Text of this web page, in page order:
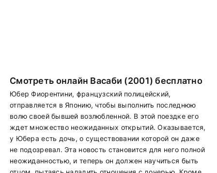
Смотреть онлайн Васаби (2001) бесплатно
Юбер Фиорентини, французский полицейский,
отправляется в Японию, чтобы выполнить последнюю
волю своей бывшей возлюбленной. В этой поездке его
ждет множество неожиданных открытий. Оказывается,
у Юбера есть дочь, о существовании которой он даже
не подозревал. Эта новость становится для него полной
неожиданностью, и теперь он должен научиться быть